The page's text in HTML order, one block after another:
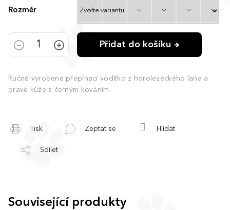
Rozměr
Přidat do košíku
Ručně vyrobené přepínací vodítko z horolezeckého lana a
pravé kůže s černým kováním.
Tisk Zeptat se Hlídat
Sdílet
Související produkty